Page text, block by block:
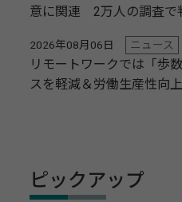
意に関連 2万人の調査で
2026年08月06日 ニュース
リモートワークでは「歩
スを軽減＆労働生産性向
ピックアップ